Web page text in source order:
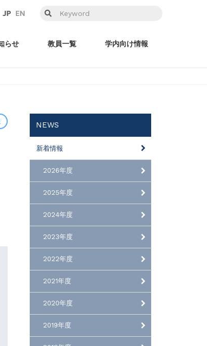
らせ 教員一覧 学内向け情報
NEWS
新着情報
2026年度
2025年度
2024年度
2023年度
2022年度
2021年度
2020年度
2019年度